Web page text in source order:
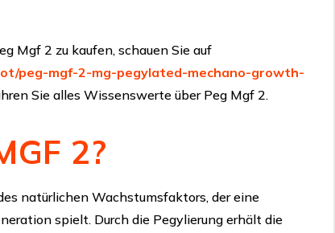
Mgf 2 zu kaufen, schauen Sie auf
peg-mgf-2-mg-pegylated-mechano-growth-
Sie alles Wissenswerte über Peg Mgf 2.
2?
natürlichen Wachstumsfaktors, der eine
spielt. Durch die Pegylierung erhält die